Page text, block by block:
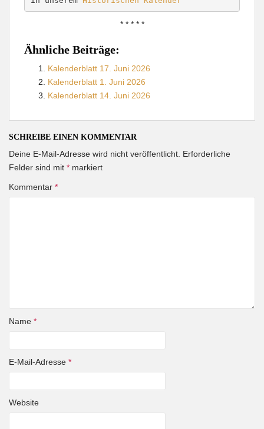
* * * * *
Ähnliche Beiträge:
Kalenderblatt 17. Juni 2026
Kalenderblatt 1. Juni 2026
Kalenderblatt 14. Juni 2026
SCHREIBE EINEN KOMMENTAR
Deine E-Mail-Adresse wird nicht veröffentlicht. Erforderliche
Felder sind mit * markiert
Kommentar *
Name *
E-Mail-Adresse *
Website